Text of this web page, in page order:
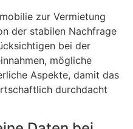
zur Vermietung
der stabilen Nachfrage
bei der
mögliche
Aspekte, damit das
durchdacht